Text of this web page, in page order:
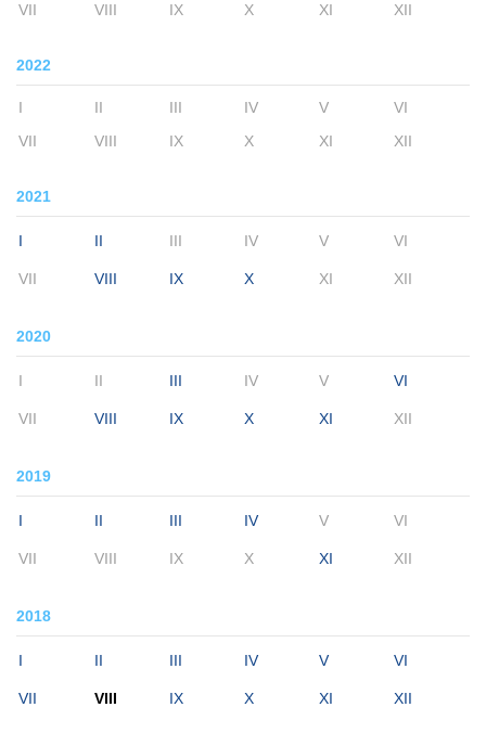
VII
VIII IX X XI XII
2022
I II III IV V
VI
VII
VIII IX X XI XII
2021
I II III IV V VI
VII VIII IX X XI XII
2020
I II III IV V VI
VII VIII IX X XI XII
2019
I II III IV V VI
VII VIII IX X XI XII
2018
I II III IV V VI
VII VIII IX X XI XII